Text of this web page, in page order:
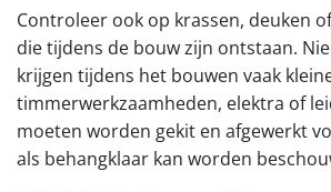
Controleer ook op krassen, deuken
die tijdens de bouw zijn ontstaan.
krijgen tijdens het bouwen vaak
timmerwerkzaamheden, elektra of
moeten worden gekit en afgewerkt
als behangklaar kan worden